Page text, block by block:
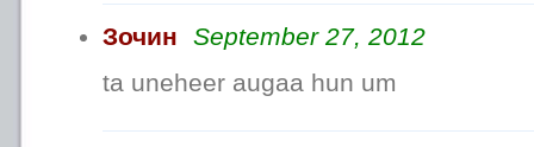
Зочин
September 27, 2012
ta uneheer augaa hun um